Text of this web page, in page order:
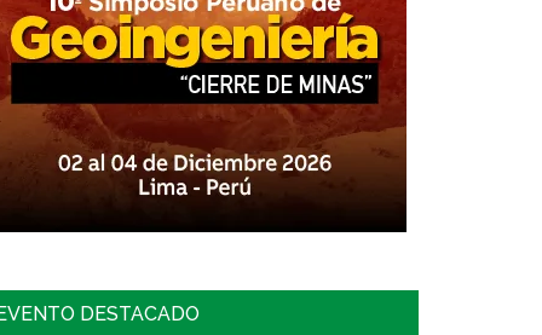
DESTACADO